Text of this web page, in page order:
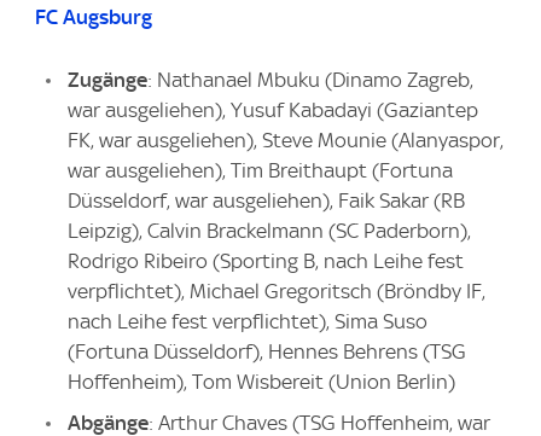
FC Augsburg
Zugänge: Nathanael Mbuku (Dinamo Zagreb,
war ausgeliehen), Yusuf Kabadayi (Gaziantep
FK, war ausgeliehen), Steve Mounie (Alanyaspor,
war ausgeliehen), Tim Breithaupt (Fortuna
Düsseldorf, war ausgeliehen), Faik Sakar (RB
Leipzig), Calvin Brackelmann (SC Paderborn),
Rodrigo Ribeiro (Sporting B, nach Leihe fest
verpflichtet), Michael Gregoritsch (Bröndby IF,
nach Leihe fest verpflichtet), Sima Suso
(Fortuna Düsseldorf), Hennes Behrens (TSG
Hoffenheim), Tom Wisbereit (Union Berlin)
Abgänge: Arthur Chaves (TSG Hoffenheim, war